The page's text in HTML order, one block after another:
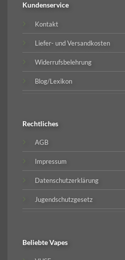
Kundenservice
Kontakt
Liefer- und Versandkosten
Widerrufsbelehrung
Blog/Lexikon
Rechtliches
AGB
Impressum
Datenschutzerklärung
Jugendschutzgesetz
BeliebteVapes